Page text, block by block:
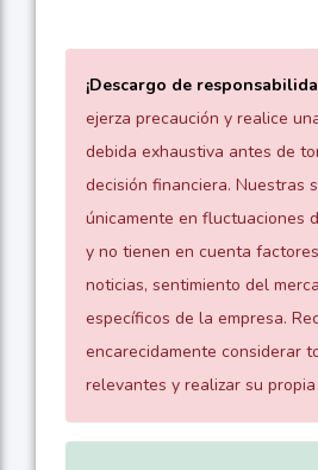
¡Descargo de
ejerza precaución y realice
debida exhaustiva antes de
decisión financiera. Nuestras
únicamente en fluctuaciones
y no tienen en cuenta
noticias, sentimiento del
específicos de la empresa.
encarecidamente considerar
relevantes y realizar su